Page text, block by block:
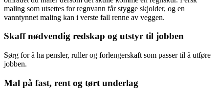
maling som utsettes for regnvann får stygge skjolder, og en
vanntynnet maling kan i verste fall renne av veggen.
Skaff nødvendig redskap og utstyr til jobben
Sørg for å ha pensler, ruller og forlengerskaft som passer til å utføre
jobben.
Mal på fast, rent og tørt underlag